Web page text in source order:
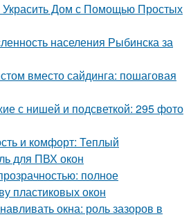
Украсить Дом с Помощью Простых
населения Рыбинска за
вместо сайдинга: пошаговая
с нишей и подсветкой: 295 фото
и комфорт: Теплый
для ПВХ окон
полное
пластиковых окон
окна: роль зазоров в